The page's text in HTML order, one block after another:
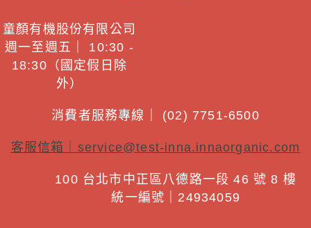
童顏有機股份有限公司
週一至週五｜ 10:30 -
18:30（國定假日除
外）
消費者服務專線｜ (02) 7751-6500
客服信箱｜ service@test-inna.innaorganic.com
100 台北市中正區八德路一段 46 號 8 樓
統一編號｜24934059